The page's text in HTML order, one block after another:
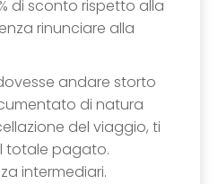
di sconto rispetto alla
rinunciare alla
andare storto
di natura
del viaggio, ti
totale pagato.
intermediari.